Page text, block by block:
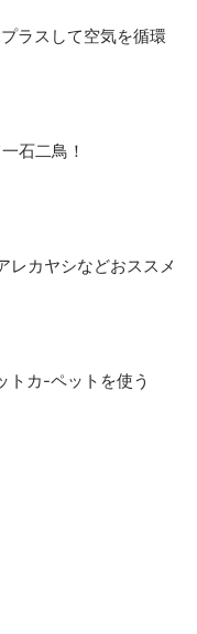
ラスして空気を循環
石二鳥！
カヤシなどおススメ
カ-ペットを使う